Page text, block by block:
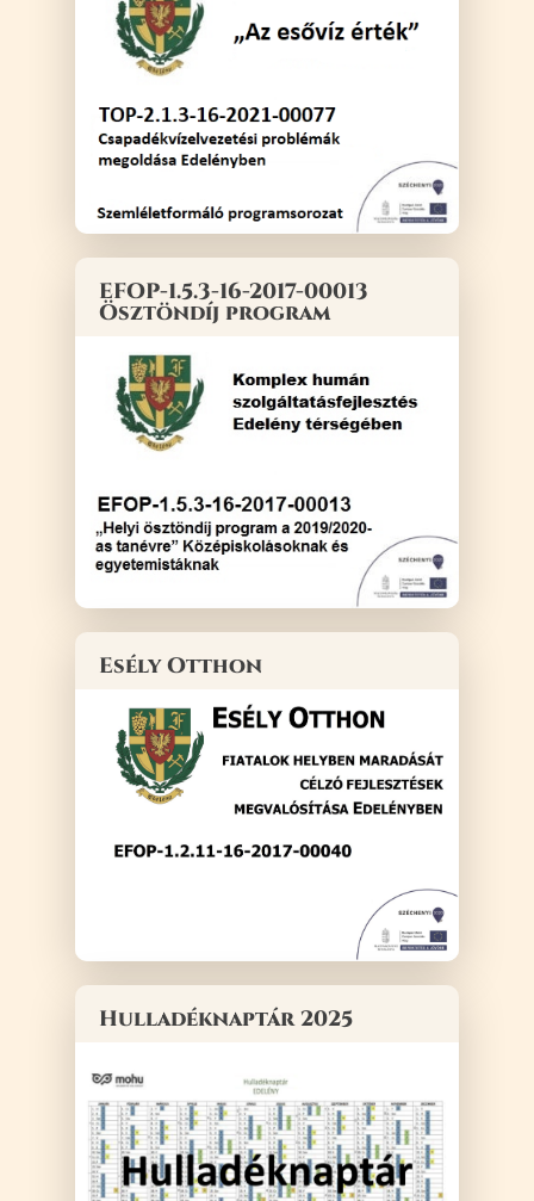
EFOP-1.5.3-16-2017-00013
Ösztöndíj program
Esély Otthon
Hulladéknaptár 2025